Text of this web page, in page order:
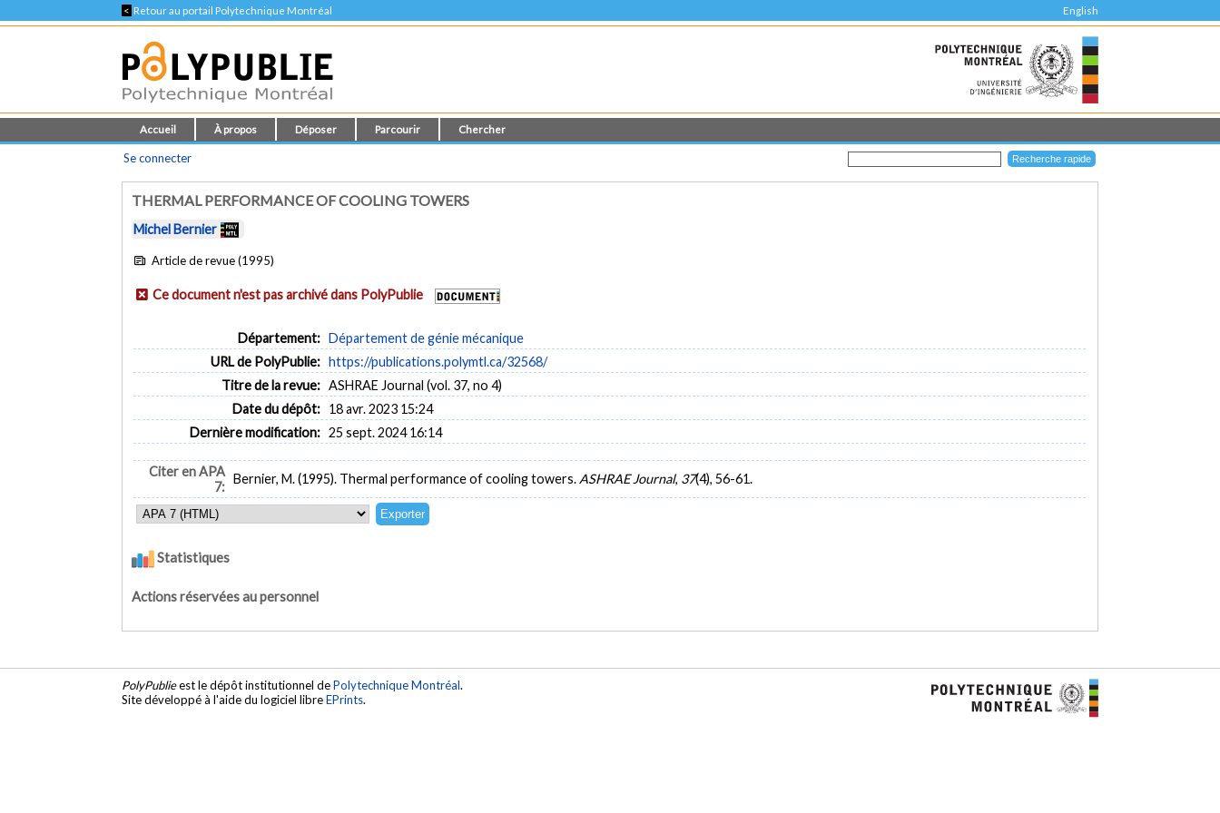
< Retour au portail Polytechnique Montréal English
Accueil À propos Déposer Parcourir Chercher
Se connecter
THERMAL PERFORMANCE OF COOLING TOWERS
Michel Bernier
Article de revue (1995)
Ce document n'est pas archivé dans PolyPublie
Département: Département de génie mécanique
URL de PolyPublie: https://publications.polymtl.ca/32568/
Titre de la revue: ASHRAE Journal (vol. 37, no 4)
Date du dépôt: 18 avr. 2023 15:24
Dernière modification: 25 sept. 2024 16:14
Citer en APA
7:
Bernier, M. (1995). Thermal performance of cooling towers. ASHRAE Journal, 37(4), 56-61.
Statistiques
Actions réservées au personnel
PolyPublieest le dépôt institutionnel dePolytechnique Montréal.
Site développé à l'aide du logiciel libreEPrints.